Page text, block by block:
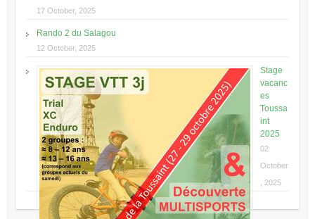
17 October, 2025
Rando 2 du Salagou
12 October, 2025
Stage
vacanc
es
Toussa
int
2025
02
October
, 2025